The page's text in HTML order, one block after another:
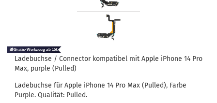
La­de­buch­se / Con­nec­tor kom­pa­ti­bel mit Apple iPho­ne 14 Pro
Max, purp­le (Pul­led)
La­de­buch­se für Apple iPho­ne 14 Pro Max (Pul­led), Farbe
Purp­le. Qua­li­tät: Pul­led.